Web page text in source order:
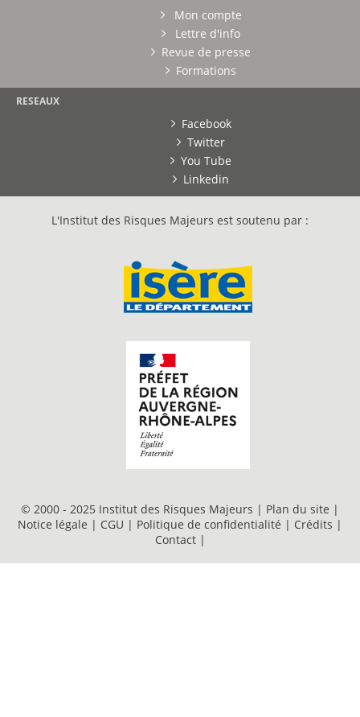
Mon compte
Lettre d'info
Revue de presse
Formations
RESEAUX
Facebook
Twitter
You Tube
Linkedin
L'Institut des Risques Majeurs est soutenu par :
© 2000 - 2025 Institut des Risques Majeurs | Plan du site |
Notice légale | CGU | Politique de confidentialité | Crédits |
Contact |